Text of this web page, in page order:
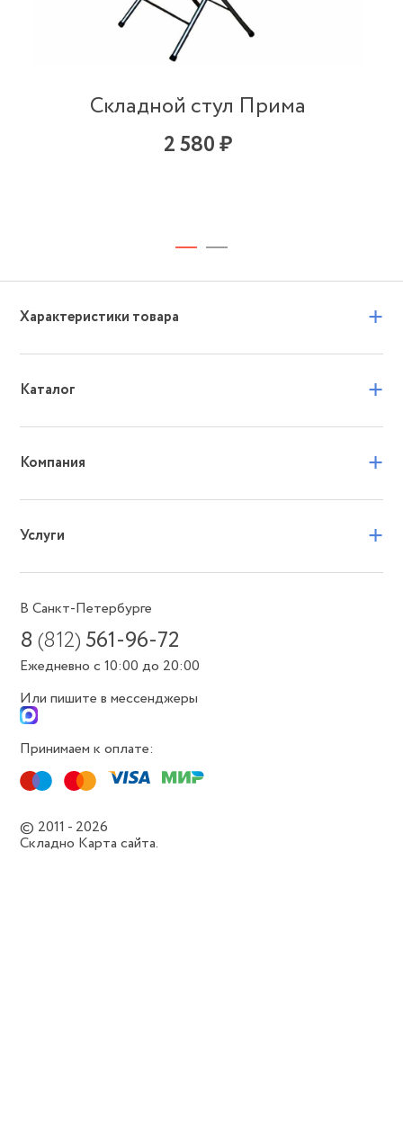
Складной стул Прима
2 580 ₽
Характеристики товара +
Каталог +
Компания +
Услуги +
В Санкт-Петербурге
8(812) 561-96-72
Ежедневно с 10:00 до 20:00
Или пишите в мессенджеры
Принимаем к оплате:
© 2011 - 2026
Складно Карта сайта.